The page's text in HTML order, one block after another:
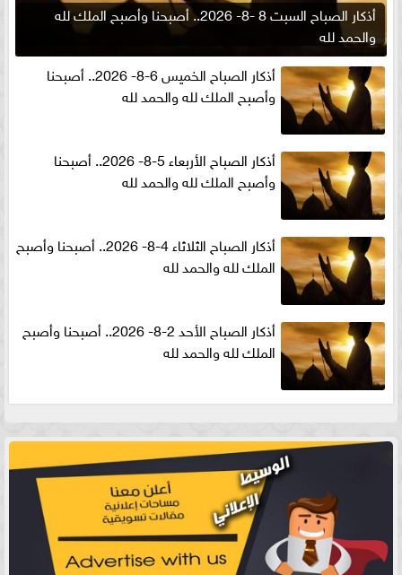
أذكار الصباح السبت 8 -8- 2026.. أصبحنا وأصبح الملك لله
والحمد لله
أذكار الصباح الخميس 6-8- 2026.. أصبحنا
وأصبح الملك لله والحمد لله
أذكار الصباح الأربعاء 5-8- 2026.. أصبحنا
وأصبح الملك لله والحمد لله
أذكار الصباح الثلاثاء 4-8- 2026.. أصبحنا وأصبح
الملك لله والحمد لله
أذكار الصباح الأحد 2-8- 2026.. أصبحنا وأصبح
الملك لله والحمد لله